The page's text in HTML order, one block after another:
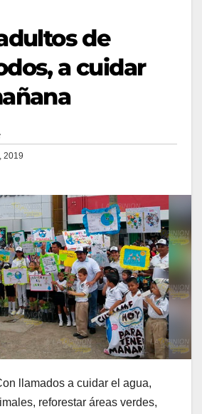
de
a cuidar
2019
llamados a cuidar el agua,
reforestar áreas verdes,